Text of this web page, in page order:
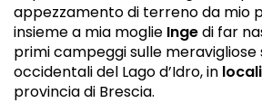
appezzamento di terreno da mio
insieme a mia moglie Ingedi far
primi campeggi sulle meravigliose
occidentali del Lago d’Idro, in
provincia di Brescia.